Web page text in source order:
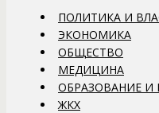
ПОЛИТИКА И
ЭКОНОМИКА
ОБЩЕСТВО
МЕДИЦИНА
ОБРАЗОВАНИЕ И
ЖКХ